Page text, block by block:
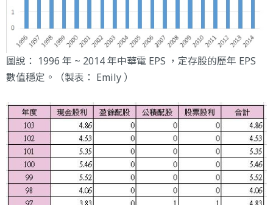
圖說： 1996 年 ~ 2014 年中華電 EPS ，定存股的歷年 EPS
數值穩定。（製表： Emily ）